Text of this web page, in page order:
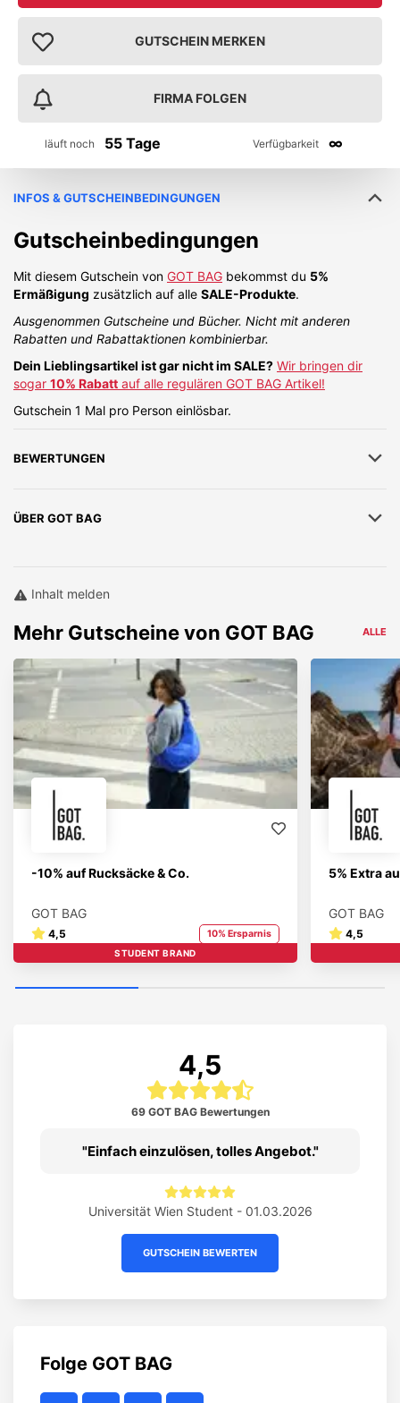
GUTSCHEIN MERKEN
FIRMA FOLGEN
läuft noch 55 Tage Verfügbarkeit ∞
INFOS & GUTSCHEINBEDINGUNGEN
Gutscheinbedingungen
Mit diesem Gutschein von GOT BAG bekommst du 5%
Ermäßigung zusätzlich auf alle SALE-Produkte.
Ausgenommen Gutscheine und Bücher. Nicht mit anderen
Rabatten und Rabattaktionen kombinierbar.
Dein Lieblingsartikel ist gar nicht im SALE? Wir bringen dir
sogar 10% Rabatt auf alle regulären GOT BAG Artikel!
Gutschein 1 Mal pro Person einlösbar.
BEWERTUNGEN
ÜBER GOT BAG
Inhalt melden
Mehr Gutscheine von GOT BAG ALLE
-10% auf Rucksäcke & Co.
GOT BAG
4,5 10% Ersparnis
STUDENT BRAND
5% Extra
GOT BAG
4,5
4,5
69 GOT BAG Bewertungen
Einfach einzulösen, tolles Angebot.
Universität Wien Student - 01.03.2026
GUTSCHEIN BEWERTEN
Folge GOT BAG